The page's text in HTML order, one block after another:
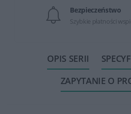
Bezpieczeństwo
Szybkie płatności
OPIS SERII
ZAPYTANIE O